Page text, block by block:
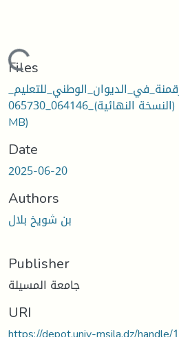
Loading...
Files
MB)
Date
2025-06-20
Authors
بن شويخ بلال
Publisher
جامعة المسيلة
URI